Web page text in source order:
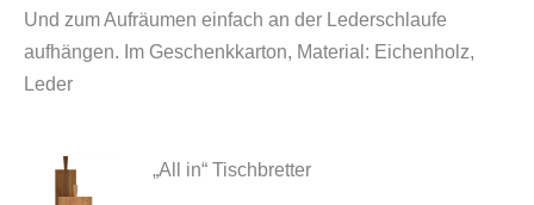
Und zum Aufräumen einfach an der Lederschlaufe
aufhängen. Im Geschenkkarton, Material: Eichenholz,
Leder
„All in“ Tischbretter